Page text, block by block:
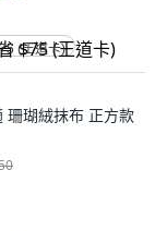
(王道卡)
珊瑚絨抹布 正方款